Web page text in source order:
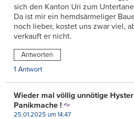
sich den Kanton Uri zum
Da ist mir ein hemdsärmeliger
noch lieber, kostet uns zwar viel,
verkauft er nicht.
Antworten
1 Antwort
Wieder mal völlig unnötige
Panikmache !
25.01.2025 um 14:47